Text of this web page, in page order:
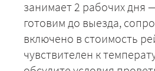
занимает 2 рабочих дня
готовим до выезда,
включено в стоимость
чувствителен к